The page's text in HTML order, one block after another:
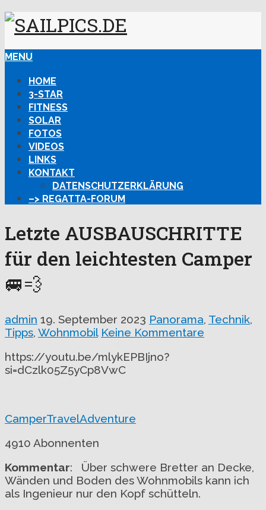
MENU
HOME
3-STAR
FITNESS
SOLAR
FOTOS
VIDEOS
LINKS
KONTAKT
DATENSCHUTZERKLÄRUNG
–> REGATTA-FORUM
Letzte AUSBAUSCHRITTE
für den leichtesten Camper
🚐💨
admin 19. September 2023 Panorama, Technik,
Tipps, Wohnmobil Keine Kommentare
https://youtu.be/mlykEPBIjno?
si=dCzlk05Z5yCp8VwC
CamperTravelAdventure
4910 Abonnenten
Kommentar: Über schwere Bretter an Decke,
Wänden und Boden des Wohnmobils kann ich
als Ingenieur nur den Kopf schütteln.